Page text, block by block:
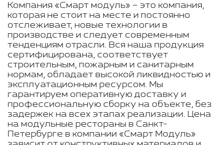
Компания «Смарт модуль» – это компания,
которая не стоит на месте и постоянно
отслеживает, новые технологии в
производстве и следует современным
тенденциям отрасли. Вся наша продукция
сертифицирована, соответствует
строительным, пожарным и санитарным
нормам, обладает высокой ликвидностью и
эксплуатационным ресурсом. Мы
гарантируем оперативную доставку и
профессиональную сборку на объекте, без
задержек на всех этапах реализации. Цена
на модульные рестораны в Санкт-
Петербурге в компании «Смарт Модуль»